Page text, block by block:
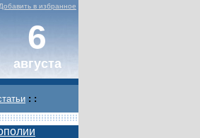
Добавить в избранное
6
августа
: :